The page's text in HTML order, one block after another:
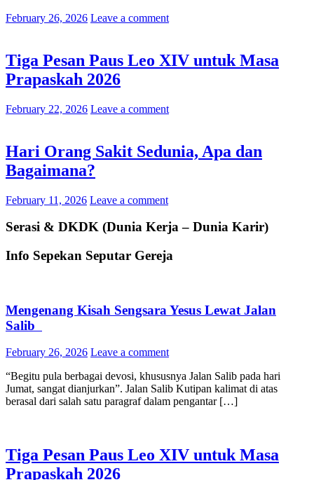
February 26, 2026 Leave a comment
Tiga Pesan Paus Leo XIV untuk Masa
Prapaskah 2026
February 22, 2026 Leave a comment
Hari Orang Sakit Sedunia, Apa dan
Bagaimana?
February 11, 2026 Leave a comment
Serasi & DKDK (Dunia Kerja – Dunia Karir)
Info Sepekan Seputar Gereja
Mengenang Kisah Sengsara Yesus Lewat Jalan
Salib
February 26, 2026 Leave a comment
“Begitu pula berbagai devosi, khususnya Jalan Salib pada hari
Jumat, sangat dianjurkan”. Jalan Salib Kutipan kalimat di atas
berasal dari salah satu paragraf dalam pengantar […]
Tiga Pesan Paus Leo XIV untuk Masa
Prapaskah 2026